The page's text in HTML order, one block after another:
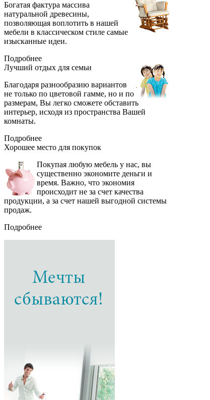
Богатая фактура массива
натуральной древесины,
позволяющая воплотить в нашей
мебели в классическом стиле самые
изысканные идеи.
Подробнее
Лучший отдых для семьи
Благодаря разнообразию вариантов
не только по цветовой гамме, но и по
размерам, Вы легко сможете обставить
интерьер, исходя из пространства Вашей
комнаты.
Подробнее
Хорошее место для покупок
Покупая любую мебель у нас, вы
существенно экономите деньги и
время. Важно, что экономия
происходит не за счет качества
продукции, а за счет нашей выгодной системы
продаж.
Подробнее